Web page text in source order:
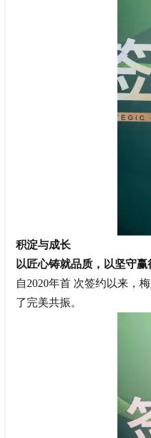
积淀与成长
以匠心铸就品质，以坚守赢
自2020年首 次签约以来，
了完美共振。